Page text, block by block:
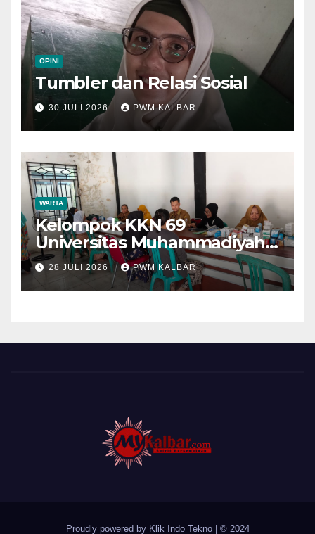
OPINI
Tumbler dan Relasi Sosial
30 JULI 2026 PWM KALBAR
WARTA
Kelompok KKN 69
Universitas Muhammadiyah
Pontianak Dibagi Dua Tim,
Cat Bangunan dan Dampingi
Pelayanan Posyandu Lansia
28 JULI 2026 PWM KALBAR
Proudly powered by Klik Indo Tekno © 2024